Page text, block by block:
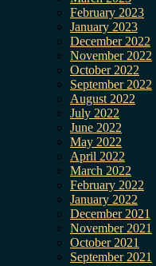
February 2023
January 2023
December 2022
November 2022
October 2022
September 2022
August 2022
July 2022
June 2022
May 2022
April 2022
March 2022
February 2022
January 2022
December 2021
November 2021
October 2021
September 2021